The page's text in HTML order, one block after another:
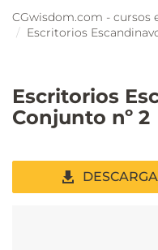
CGwisdom.com - cursos
Escritorios
Escritorios
Conjunto nº 2